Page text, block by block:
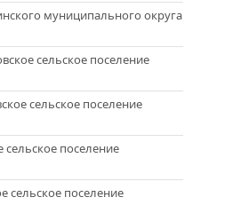
муниципального округа
сельское поселение
сельское поселение
сельское поселение
сельское поселение